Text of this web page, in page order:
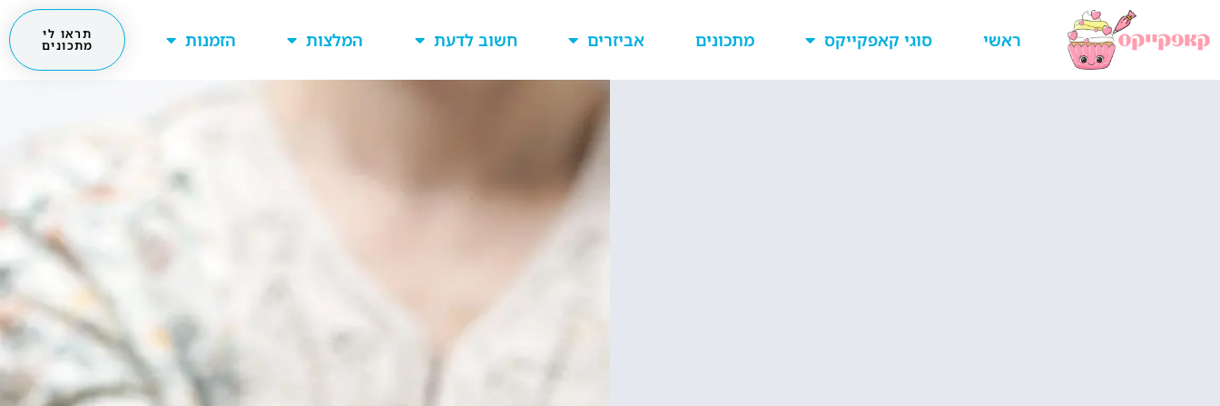
ראשי סוגי קאפקייקס מתכונים אביזרים חשוב לדעת המלצות הזמנות תראו לי
מתכונים